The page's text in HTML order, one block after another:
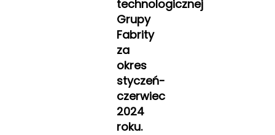
technologicznej
Grupy
Fabrity
za
okres
styczeń-
czerwiec
2024
roku.